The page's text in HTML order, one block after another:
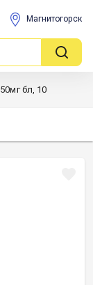
Магнитогорск
бл, 10